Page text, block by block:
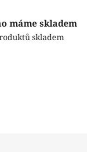
máme skladem
skladem